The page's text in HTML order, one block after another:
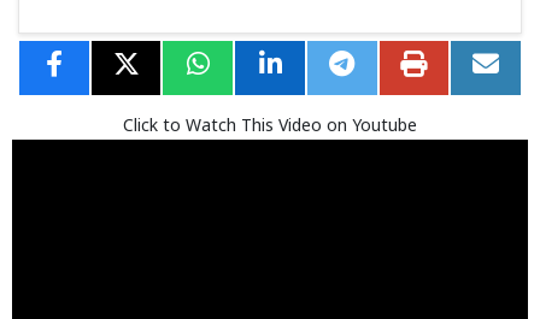
Click to Watch This Video on Youtube